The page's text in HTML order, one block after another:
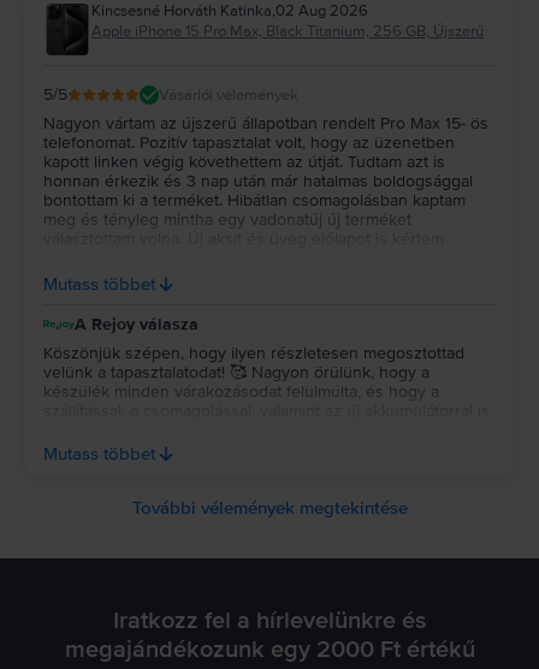
Kincsesné Horváth Katinka,02 Aug 2026
Apple iPhone 15 Pro Max, Black Titanium, 256 GB, Újszerű
5/5 Vásárlói vélemények
Nagyon vártam az újszerű állapotban rendelt Pro Max 15- ös
telefonomat. Pozitív tapasztalat volt, hogy az üzenetben
kapott linken végig követhettem az útját. Tudtam azt is
honnan érkezik és 3 nap után már hatalmas boldogsággal
bontottam ki a terméket. Hibátlan csomagolásban kaptam
meg és tényleg mintha egy vadonatúj új terméket
találtam rajta,2 napja rajta lógok és most kell csak töltenem.
Nagyon elégedett vagyok, szuper terméket kaptam 3 havi
részletfizetéssel. Remélem sokáig hű társam lesz! Köszönöm
Rejoy! 😍
Mutass többet
A Rejoy válasza
Köszönjük szépen, hogy ilyen részletesen megosztottad
velünk a tapasztalatodat! 🥰 Nagyon örülünk, hogy a
készülék minden várakozásodat felülmúlta, és hogy a
szavaidat, jó használatot kívánunk az új telefonhoz, reméljük,
Mutass többet
További vélemények megtekintése
Iratkozz fel a hírlevelünkre és
megajándékozunk egy 2000 Ft értékű